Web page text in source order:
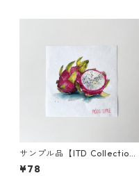
サンプル品【ITD Collectio
n】ミニサイズ ライスペーパー
RSM2661 デコパージュ
¥78